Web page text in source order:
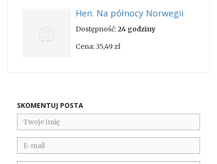
Hen. Na północy Norwegii
Dostępność:24 godziny
Cena:35,49 zł
SKOMENTUJ POSTA